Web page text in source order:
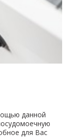
данной
для Вас